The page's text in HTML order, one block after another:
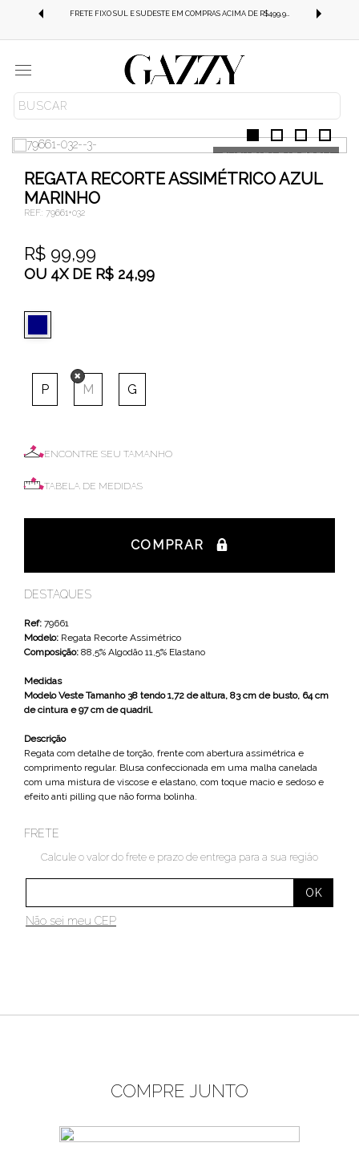
FRETE FIXO SUL E SUDESTE EM COMPRAS ACIMA DE R$499,99!
Menu BLUSAS REGATA
REGATA RECORTE ASSIMÉTRICO AZUL
MARINHO
REF.: 79661+032
R$ 99,99
OU 4XDE R$ 24,99
P M G
ENCONTRE SEU TAMANHO
TABELA DE MEDIDAS
COMPRAR
DESTAQUES
Ref: 79661
Modelo: Regata Recorte Assimétrico
Composição: 88,5% Algodão 11,5% Elastano
Medidas
Modelo Veste Tamanho 38 tendo 1,72 de altura, 83 cm de busto, 64 cm
de cintura e 97 cm de quadril.
Descrição
Regata com detalhe de torção, frente com abertura assimétrica e
comprimento regular. Blusa confeccionada em uma malha canelada
com uma mistura de viscose e elastano, com toque macio e sedoso e
efeito anti pilling que não forma bolinha.
FRETE
Calcule o valor do frete e prazo de entrega para a sua região
Não sei meu CEP
COMPRE JUNTO